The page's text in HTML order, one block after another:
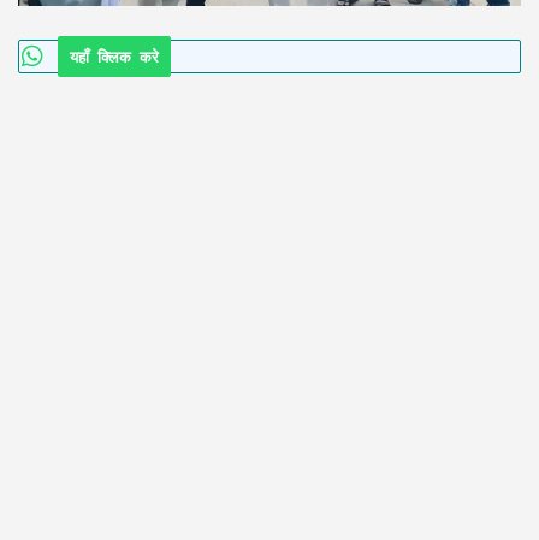
यहाँ क्लिक करे